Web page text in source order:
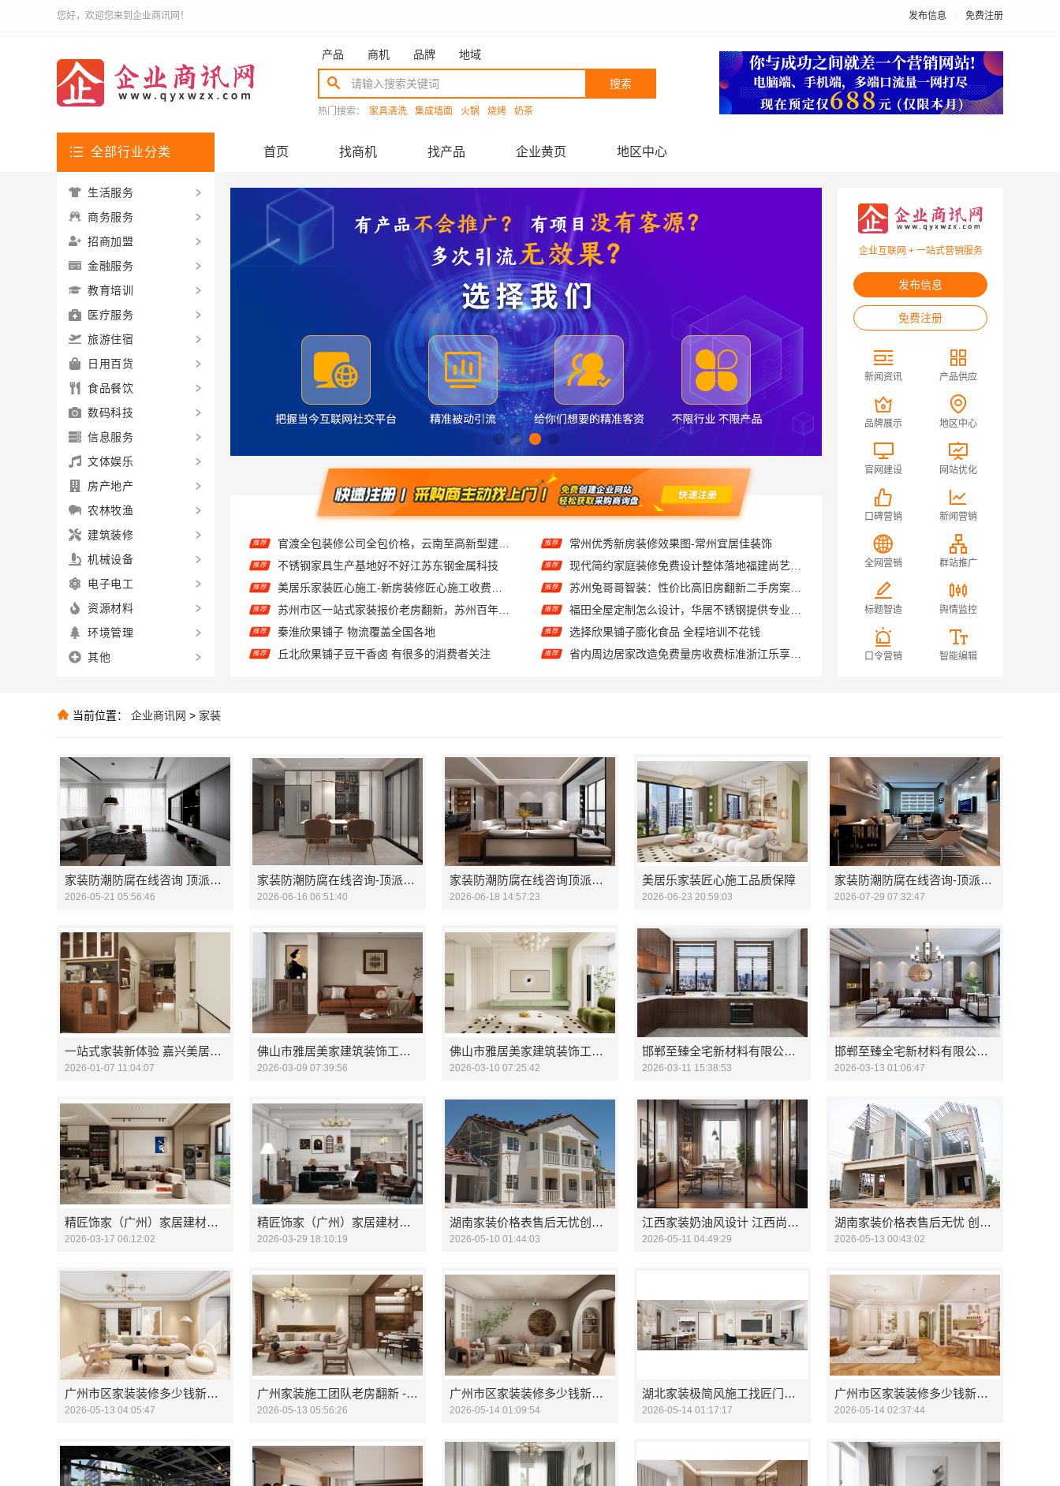
您好，欢迎您来到企业商讯网！ 发布信息 免费注册
产品 商机 品牌 地域
搜索
热门搜索： 家具清洗 集成墙面 火锅 烧烤 奶茶
全部行业分类 首页 找商机 找产品 企业黄页 地区中心
推荐 美居乐家装匠心施工-新房装修匠心施工收费多少
推荐
推荐 秦淮欣果铺子 物流覆盖全国各地
推荐 丘北欣果铺子豆干香卤 有很多的消费者关注
推荐
推荐
推荐
推荐
推荐 福田全屋定制怎么设计，华居不锈钢提供专业解答
推荐 选择欣果铺子膨化食品 全程培训不花钱
推荐 省内周边居家改造免费量房收费标准浙江乐享新材料
推荐 浙江本地家装定制设计大概报价浙江乐享新材料
推荐 新房家庭装修硬装施工_福建尚艺空间新材料科技有限公司
常州优秀新房装修效果图-常州宜居佳装饰
企业互联网 + 一站式营销服务
发布信息
免费注册
新闻资讯 产品供应
品牌展示 地区中心
官网建设 网站优化
口碑营销 新闻营销
全网营销 群站推广
标题智造 舆情监控
口令营销 智能编辑
生活服务
商务服务
招商加盟
金融服务
教育培训
医疗服务
旅游住宿
日用百货
食品餐饮
数码科技
信息服务
文体娱乐
房产地产
农林牧渔
建筑装修
机械设备
电子电工
资源材料
环境管理
其他
当前位置： 企业商讯网 > 家装
家装防潮防腐在线咨询 顶派全铝高端定制
2026-05-21 05:56:46
家装防潮防腐在线咨询-顶派全铝高端定制专家解答
2026-06-16 06:51:40
家装防潮防腐在线咨询顶派全铝高端定制
2026-06-18 14:57:23
美居乐家装匠心施工品质保障
2026-06-23 20:59:03
家装防潮防腐在线咨询-顶派全铝高端定制
2026-07-29 07:32:47
一站式家装新体验 嘉兴美居乐建材科技的省心之选
2026-01-07 11:04:07
佛山市雅居美家建筑装饰工程有限公司：品质家装从细节开始
2026-03-09 07:39:56
佛山市雅居美家建筑装饰工程有限公司品质家装值得信赖
2026-03-10 07:25:42
邯郸至臻全宅新材料有限公司 品质家装从选材开始
2026-03-11 15:38:53
邯郸至臻全宅新材料有限公司：环保家装从这里开始
2026-03-13 01:06:47
精匠饰家（广州）家居建材有限公司：品质家装从这里开始
2026-03-17 06:12:02
精匠饰家（广州）家居建材有限公司 品质家装从这里开始
2026-03-29 18:10:19
湖南家装价格表售后无忧创益讯建筑
2026-05-10 01:44:03
江西家装奶油风设计 江西尚宅尚品新型环保材料有限公司
2026-05-11 04:49:29
湖南家装价格表售后无忧 创益讯建筑
2026-05-13 00:43:02
广州市区家装装修多少钱新房？精匠饰家（广州）家居建材有限公司
2026-05-13 04:05:47
广州家装施工团队老房翻新 - 精匠饰家
2026-05-13 05:56:26
广州市区家装装修多少钱新房 精匠饰家（广州）家居建材有限公司
2026-05-14 01:09:54
湖北家装极简风施工找匠门锐府
2026-05-14 01:17:17
广州市区家装装修多少钱新房 - 精匠饰家
2026-05-14 02:37:44